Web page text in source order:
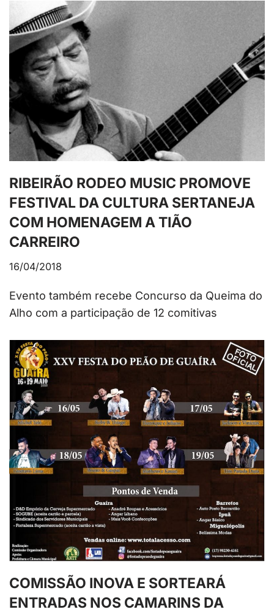
RIBEIRÃO RODEO MUSIC PROMOVE
FESTIVAL DA CULTURA SERTANEJA
COM HOMENAGEM A TIÃO
CARREIRO
16/04/2018
Evento também recebe Concurso da Queima do
Alho com a participação de 12 comitivas
COMISSÃO INOVA E SORTEARÁ
ENTRADAS NOS CAMARINS DA